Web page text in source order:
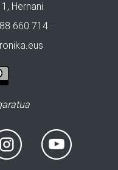
Hernani
660 714 ·